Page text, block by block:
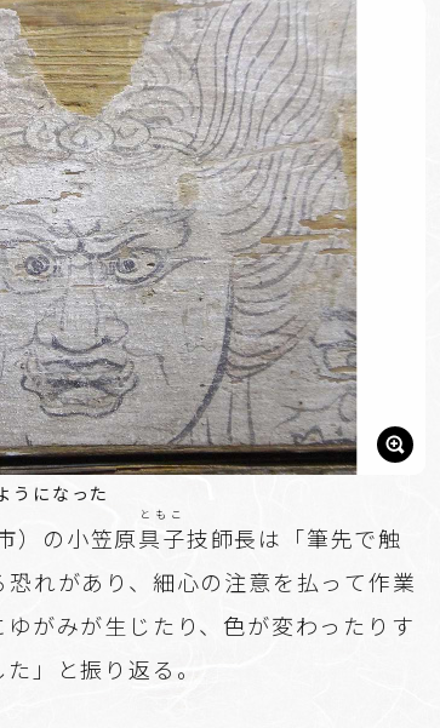
うになった
）の小笠原具子
ともこ
技師長は「筆先で触
れがあり、細心の注意を払って作業
がみが生じたり、色が変わったりす
」と振り返る。